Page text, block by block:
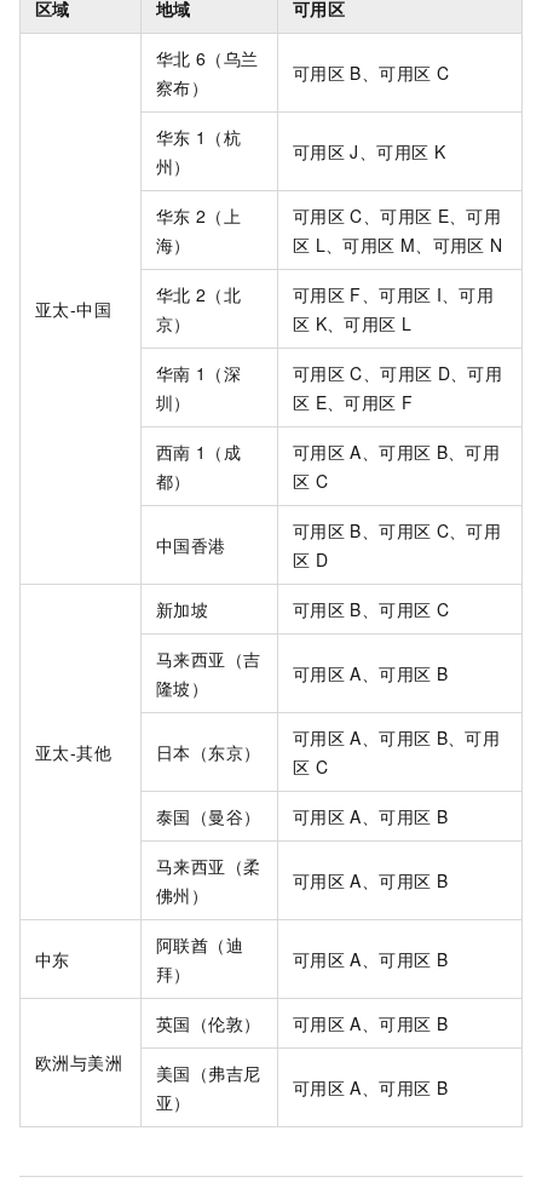
区域 地域 可用区
亚太-中国
华北 6（乌兰
察布）
可用区 B、可用区 C
华东 1（杭
州）
可用区 J、可用区 K
华东 2（上
海）
可用区 C、可用区 E、可用
区 L、可用区 M、可用区 N
华北 2（北
京）
可用区 F、可用区 I、可用
区 K、可用区 L
华南 1（深
圳）
可用区 C、可用区 D、可用
区 E、可用区 F
西南 1（成
都）
可用区 A、可用区 B、可用
区 C
中国香港
可用区 B、可用区 C、可用
区 D
亚太-其他
新加坡 可用区 B、可用区 C
马来西亚（吉
隆坡）
可用区 A、可用区 B
日本（东京）
可用区 A、可用区 B、可用
区 C
泰国（曼谷） 可用区 A、可用区 B
马来西亚（柔
佛州）
可用区 A、可用区 B
中东
阿联酋（迪
拜）
可用区 A、可用区 B
欧洲与美洲
英国（伦敦） 可用区 A、可用区 B
美国（弗吉尼
亚）
可用区 A、可用区 B